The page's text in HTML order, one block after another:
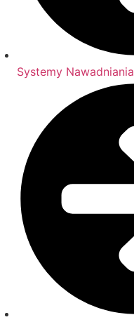
Systemy Nawadniania